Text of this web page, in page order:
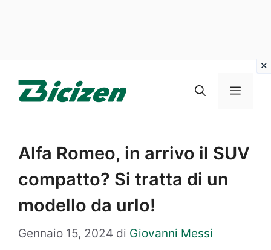
Menu
Alfa Romeo, in arrivo il SUV
compatto? Si tratta di un
modello da urlo!
Gennaio 15, 2024 di Giovanni Messi